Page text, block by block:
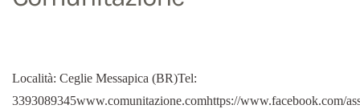
Località: Ceglie Messapica (BR)Tel:
3393089345www.comunitazione.comhttps://www.facebook.com/